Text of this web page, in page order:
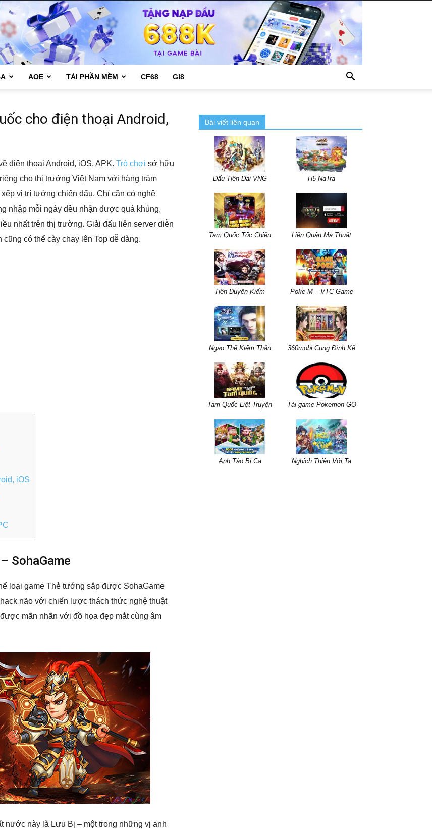
AOE TẢI PHẦN MỀM CF68 GI8
cho điện thoại Android,
điện thoại Android, iOS, APK. Trò chơi sở hữu
cho thị trưởng Việt Nam với hàng trăm
vị trí tướng chiến đấu. Chỉ cần có nghệ
nhập mỗi ngày đều nhận được quà khủng,
nhất trên thị trường. Giải đấu liên server diễn
có thể cày chay lên Top dễ dàng.
iOS
SohaGame
loại game Thẻ tướng sắp được SohaGame
não với chiến lược thách thức nghệ thuật
mãn nhãn với đồ họa đẹp mắt cùng âm
nước này là Lưu Bị – một trong những vị anh
Bài viết liên quan
Đấu Tiên Đài VNG H5 NaTra
Tam Quốc Tốc Chiến Liên Quân Ma Thuật
Tiên Duyên Kiếm Poke M – VTC Game
Ngạo Thế Kiếm Thần 360mobi Cung Đình Kế
Tam Quốc Liệt Truyện Tải game Pokemon GO
Anh Tào Bị Ca Nghịch Thiên Với Ta